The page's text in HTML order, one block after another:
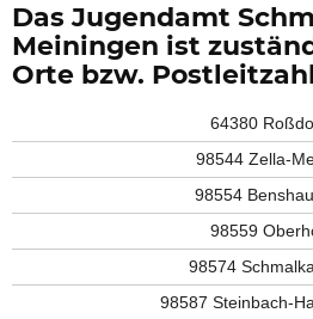
Das Jugendamt
Meiningen ist
Orte bzw.
64380
98544 Zella-
98554
98559
98574
98587 Steinbach-